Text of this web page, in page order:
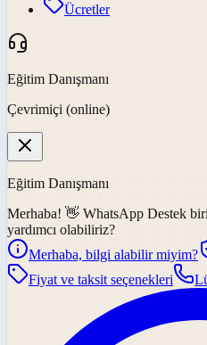
Ücretler
Eğitim Danışmanı
Çevrimiçi (online)
Eğitim Danışmanı
Merhaba! 👋 WhatsApp Destek
yardımcı olabiliriz?
Merhaba, bilgi alabilir miyim?
Fiyat ve taksit seçenekleri